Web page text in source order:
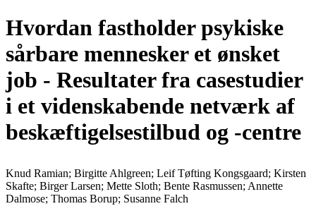
Hvordan fastholder psykiske
sårbare mennesker et ønsket
job - Resultater fra casestudier
i et videnskabende netværk af
beskæftigelsestilbud og -centre
Knud Ramian; Birgitte Ahlgreen; Leif Tøfting Kongsgaard; Kirsten
Skafte; Birger Larsen; Mette Sloth; Bente Rasmussen; Annette
Dalmose; Thomas Borup; Susanne Falch